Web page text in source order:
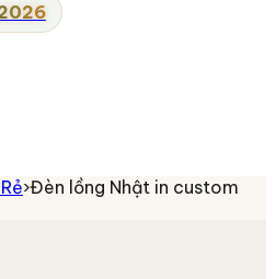
›Đèn lồng Nhật in custom